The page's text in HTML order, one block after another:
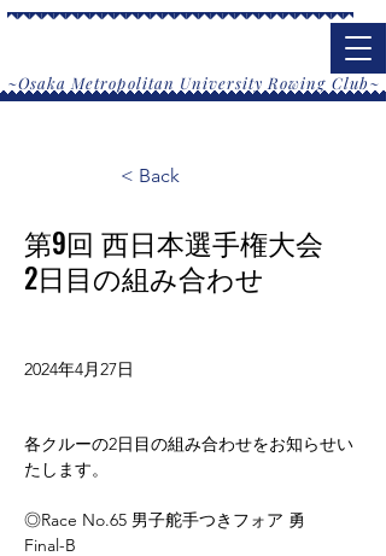
​~Osaka Metropolitan University Rowing Club~
< Back
第9回 西日本選手権大会
2日目の組み合わせ
2024年4月27日
各クルーの2日目の組み合わせをお知らせい
たします。
◎Race No.65 男子舵手つきフォア 勇
Final-B